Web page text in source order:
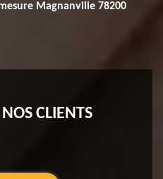
Magnanville 78200
CLIENTS